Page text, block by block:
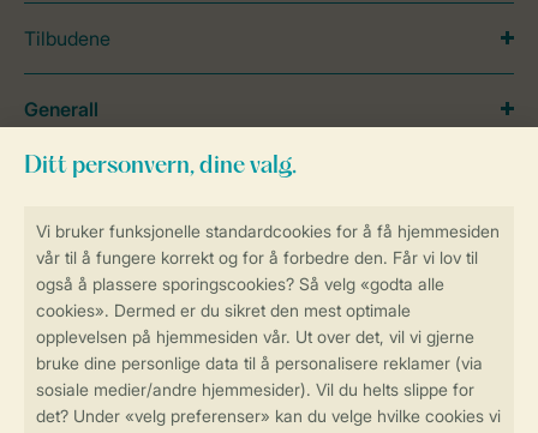
Sikker og rask online booking
Sikker datahåndtering
Sikker betaling
Tilbudene
Generall
Service
Betalingsmuligheder